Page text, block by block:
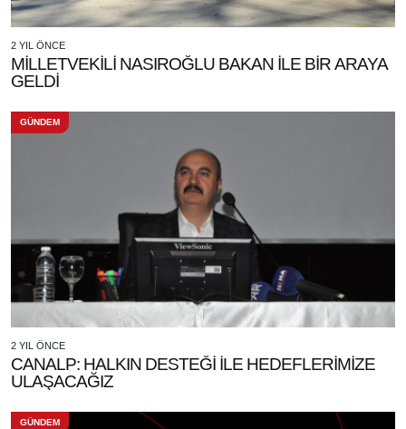
2 YIL ÖNCE
MİLLETVEKİLİ NASIROĞLU BAKAN İLE BİR ARAYA
GELDİ
GÜNDEM
2 YIL ÖNCE
CANALP: HALKIN DESTEĞİ İLE HEDEFLERİMİZE
ULAŞACAĞIZ
GÜNDEM